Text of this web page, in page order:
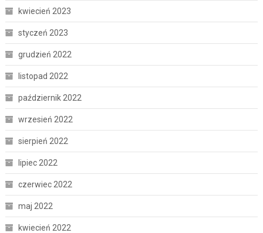
kwiecień 2023
styczeń 2023
grudzień 2022
listopad 2022
październik 2022
wrzesień 2022
sierpień 2022
lipiec 2022
czerwiec 2022
maj 2022
kwiecień 2022